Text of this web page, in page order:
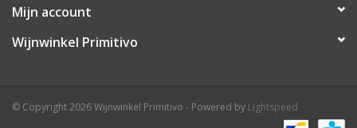
Mijn account
Wijnwinkel Primitivo
© Copyright 2026 Wijnwinkel Primitivo - Powered by Lightspeed